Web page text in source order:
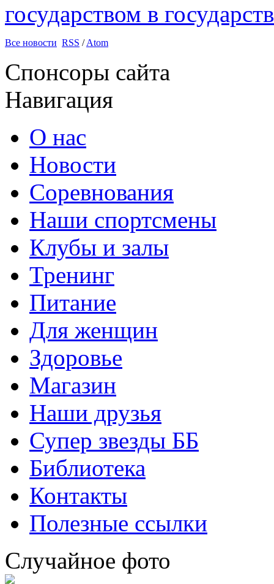
государством в
Все новости RSS /Atom
Спонсоры сайта
Навигация
О нас
Новости
Соревнования
Наши спортсмены
Клубы и залы
Тренинг
Питание
Для женщин
Здоровье
Магазин
Наши друзья
Супер звезды ББ
Библиотека
Контакты
Полезные ссылки
Случайное фото